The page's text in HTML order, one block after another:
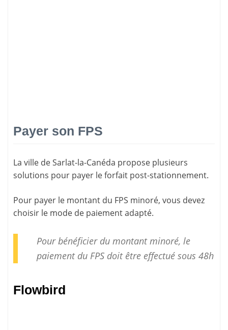
Payer son FPS
La ville de Sarlat-la-Canéda propose plusieurs
solutions pour payer le forfait post-stationnement.
Pour payer le montant du FPS minoré, vous devez
choisir le mode de paiement adapté.
Pour bénéficier du montant minoré, le
paiementdu FPS doit être effectué sous 48h
Flowbird